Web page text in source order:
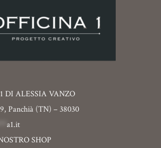
DI ALESSIA VANZO
Panchià (TN) – 38030
a1.it
SHOP